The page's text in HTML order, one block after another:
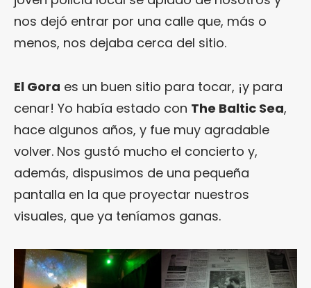
nos dejó entrar por una calle que, más o
menos, nos dejaba cerca del sitio.
El Gora es un buen sitio para tocar, ¡y para
cenar! Yo había estado con The Baltic Sea,
hace algunos años, y fue muy agradable
volver. Nos gustó mucho el concierto y,
además, dispusimos de una pequeña
pantalla en la que proyectar nuestros
visuales, que ya teníamos ganas.